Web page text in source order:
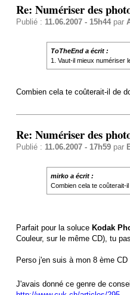
Re: Numériser des
Publié : 11.06.2007 - 15h44par
ToTheEnd a écrit :
1. Vaut-il mieux numériser
Combien cela te coûterait-il de
Re: Numériser des
Publié : 11.06.2007 - 17h59par
mirko a écrit :
Combien cela te coûterait-
Parfait pour la soluce Kodak
Couleur, sur le même CD), tu
Perso j'en suis à mon 8 ème
J'avais donné ce genre de